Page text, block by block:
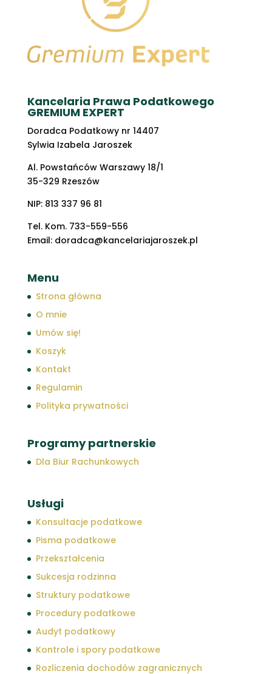
Kancelaria Prawa Podatkowego
GREMIUM EXPERT
Doradca Podatkowy nr 14407
Sylwia Izabela Jaroszek
Al. Powstańców Warszawy 18/1
35-329 Rzeszów
NIP: 813 337 96 81
Tel. Kom. 733-559-556
Email: doradca@kancelariajaroszek.pl
Menu
Strona główna
O mnie
Umów się!
Koszyk
Kontakt
Regulamin
Polityka prywatności
Programy partnerskie
Dla Biur Rachunkowych
Usługi
Konsultacje podatkowe
Pisma podatkowe
Przekształcenia
Sukcesja rodzinna
Struktury podatkowe
Procedury podatkowe
Audyt podatkowy
Kontrole i spory podatkowe
Rozliczenia dochodów zagranicznych